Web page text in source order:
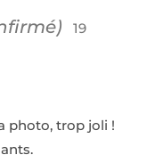
19
photo, trop joli !